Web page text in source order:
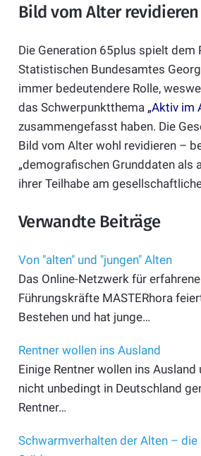
Bild vom Alter revidieren
Die Generation 65plus spielt dem
Statistischen Bundesamtes
immer bedeutendere Rolle,
das Schwerpunktthema „Aktiv im
zusammengefasst haben. Die
Bild vom Alter wohl revidieren –
„demografischen Grunddaten als
ihrer Teilhabe am
Verwandte Beiträge
Von "alten" und "jungen" Alten
Das Online-Netzwerk für
Führungskräfte MASTERhora
Bestehen und hat junge…
Rentner wollen ins Ausland
Einige Rentner wollen ins Ausland
nicht unbedingt in Deutschland
Rentner…
Schwarmverhalten der Alten –